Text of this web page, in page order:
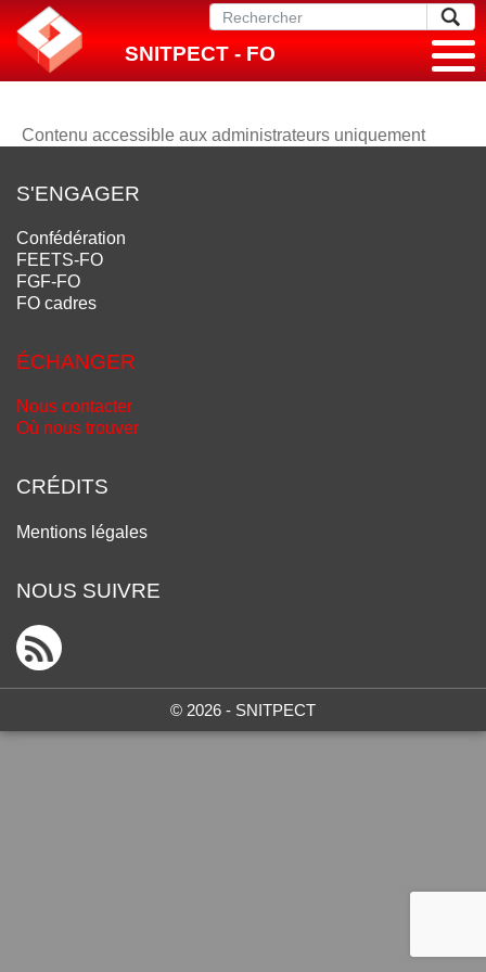
SNITPECT - FO
Contenu accessible aux administrateurs uniquement
S'ENGAGER
Confédération
FEETS-FO
FGF-FO
FO cadres
ÉCHANGER
Nous contacter
Où nous trouver
CRÉDITS
Mentions légales
NOUS SUIVRE
© 2026 - SNITPECT